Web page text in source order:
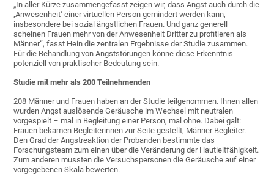
„In aller Kürze zusammengefasst zeigen wir, dass Angst auch durch die
‚Anwesenheit‘ einer virtuellen Person gemindert werden kann,
insbesondere bei sozial ängstlichen Frauen. Und ganz generell
scheinen Frauen mehr von der Anwesenheit Dritter zu profitieren als
Männer“, fasst Hein die zentralen Ergebnisse der Studie zusammen.
Für die Behandlung von Angststörungen könne diese Erkenntnis
potenziell von praktischer Bedeutung sein.
Studie mit mehr als 200 Teilnehmenden
208 Männer und Frauen haben an der Studie teilgenommen. Ihnen allen
wurden Angst auslösende Geräusche im Wechsel mit neutralen
vorgespielt – mal in Begleitung einer Person, mal ohne. Dabei galt:
Frauen bekamen Begleiterinnen zur Seite gestellt, Männer Begleiter.
Den Grad der Angstreaktion der Probanden bestimmte das
Forschungsteam zum einen über die Veränderung der Hautleitfähigkeit.
Zum anderen mussten die Versuchspersonen die Geräusche auf einer
vorgegebenen Skala bewerten.